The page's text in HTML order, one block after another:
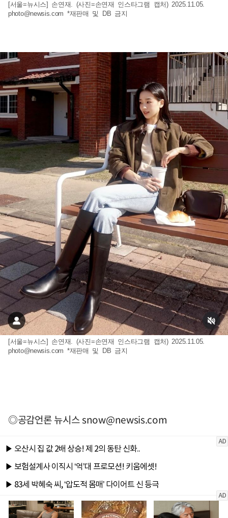
[서울=뉴시스] 손연재. (사진=손연재 인스타그램 캡처) 2025.11.05.
photo@newsis.com *재판매 및 DB 금지
[서울=뉴시스] 손연재. (사진=손연재 인스타그램 캡처) 2025.11.05.
photo@newsis.com *재판매 및 DB 금지
◎공감언론 뉴시스snow@newsis.com